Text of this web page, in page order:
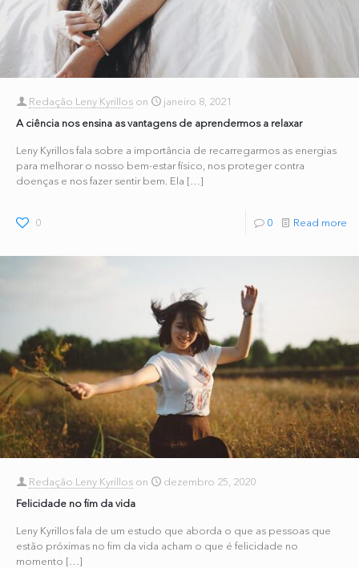
Redação Leny Kyrillos on
janeiro 8, 2021
A ciência nos ensina as vantagens de aprendermos a relaxar
Leny Kyrillos fala sobre a importância de recarregarmos as energias
para melhorar o nosso bem-estar físico, nos proteger contra
doenças e nos fazer sentir bem. Ela […]
0 0 Read more
Redação Leny Kyrillos on
dezembro 25, 2020
Felicidade no fim da vida
Leny Kyrillos fala de um estudo que aborda o que as pessoas que
estão próximas no fim da vida acham o que é felicidade no
momento […]